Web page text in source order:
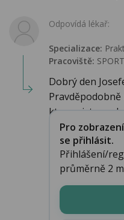
Odpovídá lékař:
Specializace:
Pracoviště:
Dobrý den
kterou jste se
Pro
se přihlásit.
Přihlášení/
průměrně 2